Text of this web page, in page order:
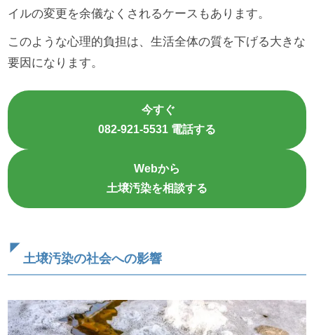
イルの変更を余儀なくされるケースもあります。
このような心理的負担は、生活全体の質を下げる大きな
要因になります。
今すぐ
082-921-5531 電話する
Webから
土壌汚染を相談する
土壌汚染の社会への影響